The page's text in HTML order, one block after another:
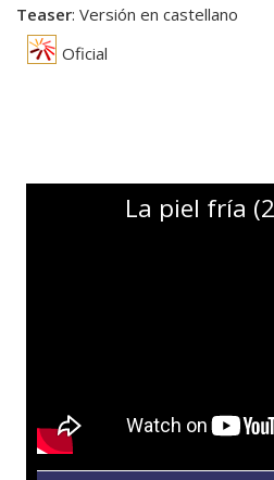
Teaser: Versión en castellano
Oficial
La piel fría